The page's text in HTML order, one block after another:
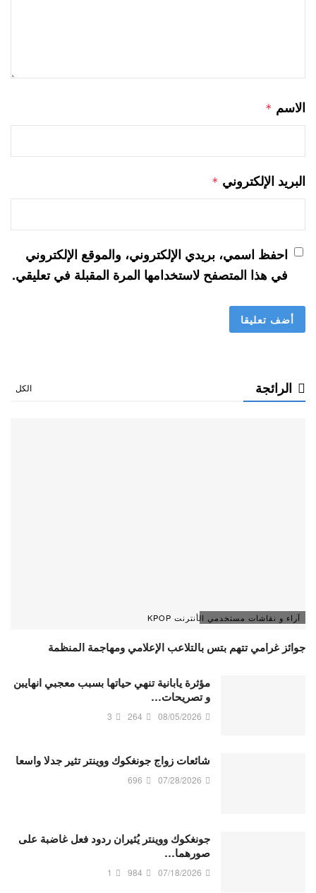
الاسم *
البريد الإلكتروني *
احفظ اسمي، بريدي الإلكتروني، والموقع الإلكتروني
في هذا المتصفح لاستخدامها المرة المقبلة في تعليقي.
الرائجة الكل
آراء و نقاشات مستخدمي الأنترنت KPOP
جوائز غرامي تتهم بتس بالتلاعب الإعلامي ومهاجمة المنظمة
مؤثرة يابانية تنهي حياتها بسبب معجبي انهايبن
و تصريحات…
08/05/2026
264
3
شائعات زواج جونغكوك ووينتر تثير جدلا واسعا
07/28/2026
696
جونغكوك ووينتر يُثيران ردود فعل غاضبة على
صورهما…
07/18/2026
984
1